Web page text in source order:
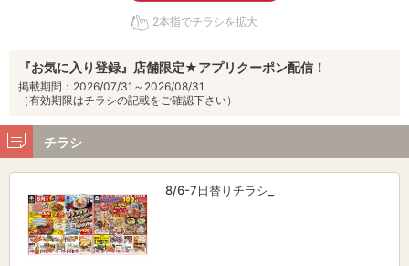
2本指でチラシを拡大
『お気に入り登録』店舗限定★アプリクーポン配信！
掲載期間：2026/07/31～2026/08/31
（有効期限はチラシの記載をご確認下さい）
チラシ
8/6-7日替りチラシ_